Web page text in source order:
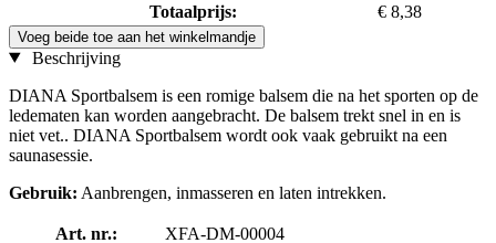
Totaalprijs:
€ 8,38
Voeg beide toe aan het winkelmandje
Beschrijving
DIANA Sportbalsem is een romige balsem die na het sporten op de
ledematen kan worden aangebracht. De balsem trekt snel in en is
niet vet.. DIANA Sportbalsem wordt ook vaak gebruikt na een
saunasessie.
Gebruik: Aanbrengen, inmasseren en laten intrekken.
Art. nr.:
XFA-DM-00004